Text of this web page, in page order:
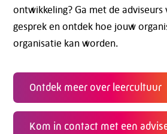
ontwikkeling? Ga met de adviseurs
gesprek en ontdek hoe jouw
organisatie kan worden.
Ontdek meer over leercultuur
Kom in contact met een